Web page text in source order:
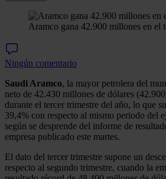
Aramco gana 42.900 millones en el
Ningún comentario
Saudi Aramco, la mayor petrolera del
neto de 42.430 millones de dólares
durante el tercer trimestre del año, lo que
39,4% con respecto al mismo periodo del
según se desprende del informe de
empresa publicado este martes.
El dato del tercer trimestre supone un
respecto al segundo trimestre, cuando la